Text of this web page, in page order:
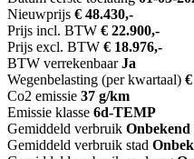
Nieuwprijs € 48.430,-
Prijs incl. BTW € 22.900,-
Prijs excl. BTW € 18.976,-
BTW verrekenbaar Ja
Wegenbelasting (per kwartaal)
Co2 emissie 37 g/km
Emissie klasse 6d-TEMP
Gemiddeld verbruik Onbekend
Gemiddeld verbruik stad